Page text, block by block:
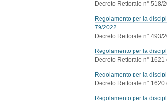
Decreto Rettorale n° 518/
Regolamento per la
79/2022
Decreto Rettorale n° 493/
Regolamento per la
Decreto Rettorale n° 1621
Regolamento per la
Decreto Rettorale n° 1620
Regolamento per la